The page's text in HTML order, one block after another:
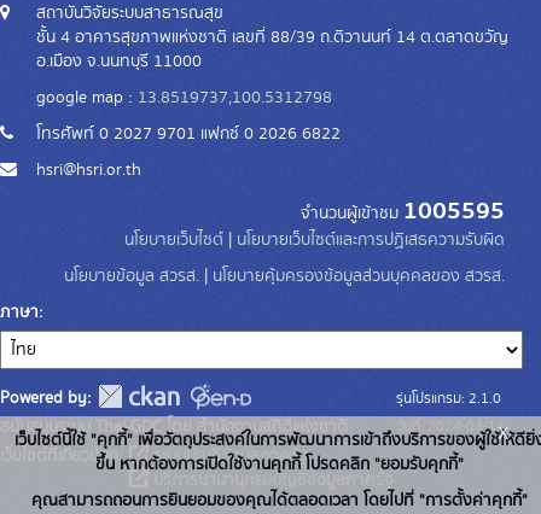
สถาบันวิจัยระบบสาธารณสุข
ชั้น 4 อาคารสุขภาพแห่งชาติ เลขที่ 88/39 ถ.ติวานนท์ 14 ต.ตลาดขวัญ
อ.เมือง จ.นนทบุรี 11000
google map : 13.8519737,100.5312798
โทรศัพท์ 0 2027 9701 แฟกซ์ 0 2026 6822
hsri@hsri.or.th
จำนวนผู้เข้าชม 1005595
นโยบายเว็บไซต์ | นโยบายเว็บไซต์และการปฏิเสธความรับผิด
นโยบายข้อมูล สวรส. | นโยบายคุ้มครองข้อมูลส่วนบุคคลของ สวรส.
ภาษา
Powered by:
สนับสนุนระบบ Thai-GDC โดย สำนักงานสถิติแห่งชาติ
เว็บไซต์ที่เกี่ยวข้อง:
ระบบบัญชีข้อมูลภาครัฐ
บริการนามานุกรมบัญชีข้อมูลภาครัฐ
รุ่นโปรแกรม: 2.1.0
วันที่: 2024-03-13
เว็บไซต์นี้ใช้ "คุกกี้" เพื่อวัตถุประสงค์ในการพัฒนาการเข้าถึงบริการของผู้ใช้ให้ดียิ่
ขึ้น หากต้องการเปิดใช้งานคุกกี้ โปรดคลิก "ยอมรับคุกกี้"
คุณสามารถถอนการยินยอมของคุณได้ตลอดเวลา โดยไปที่ "การตั้งค่าคุกกี้"
x